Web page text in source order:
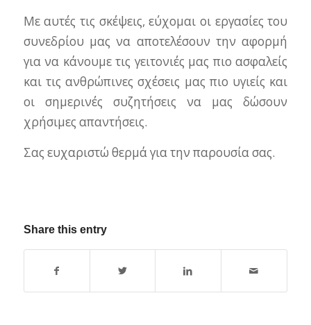
Με αυτές τις σκέψεις, εύχομαι οι εργασίες του
συνεδρίου μας να αποτελέσουν την αφορμή
για να κάνουμε τις γειτονιές μας πιο ασφαλείς
και τις ανθρώπινες σχέσεις μας πιο υγιείς και
οι σημερινές συζητήσεις να μας δώσουν
χρήσιμες απαντήσεις.
Σας ευχαριστώ θερμά για την παρουσία σας.
Share this entry